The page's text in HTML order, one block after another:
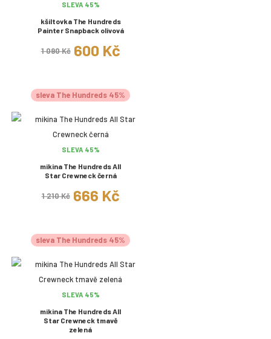
SLEVA 45%
kšiltovka The Hundreds
Painter Snapback olivová
1 090 Kč 600 Kč
sleva The Hundreds 45%
SLEVA 45%
mikina The Hundreds All
Star Crewneck černá
1 210 Kč 666 Kč
sleva The Hundreds 45%
SLEVA 45%
mikina The Hundreds All
Star Crewneck tmavě
zelená